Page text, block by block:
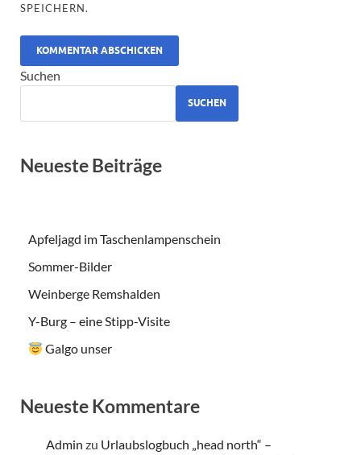
SPEICHERN.
ALTERNATIVE:
Suchen
SUCHEN
Neueste Beiträge
Apfeljagd im Taschenlampenschein
Sommer-Bilder
Weinberge Remshalden
Y-Burg – eine Stipp-Visite
Galgo unser
Neueste Kommentare
Admin zu Urlaubslogbuch „head north“ –